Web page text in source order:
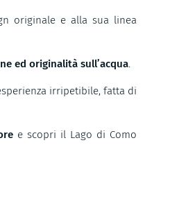
originale e alla sua linea
ed originalità sull’acqua.
irripetibile, fatta di
e scopri il Lago di Como